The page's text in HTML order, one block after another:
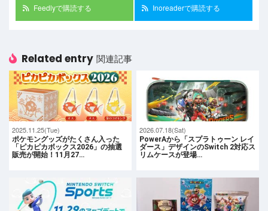
Feedlyで購読する Inoreaderで購読する
Related entry 関連記事
2025.11.25(Tue)
ポケモングッズがたくさん入った
「ピカピカボックス2026」の抽選
販売が開始！11月27…
2026.07.18(Sat)
PowerAから「スプラトゥーン レイ
ダース」デザインのSwitch 2対応ス
リムケースが登場…